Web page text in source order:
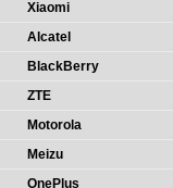
Xiaomi
Alcatel
BlackBerry
ZTE
Motorola
Meizu
OnePlus